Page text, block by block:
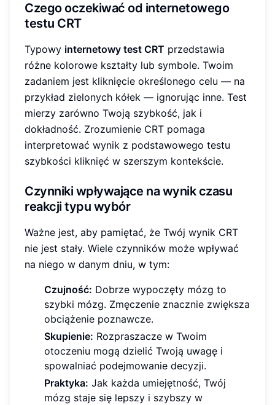
Czego oczekiwać od internetowego
testu CRT
Typowy internetowy test CRT przedstawia
różne kolorowe kształty lub symbole. Twoim
zadaniem jest kliknięcie określonego celu — na
przykład zielonych kółek — ignorując inne. Test
mierzy zarówno Twoją szybkość, jak i
dokładność. Zrozumienie CRT pomaga
interpretować wynik z podstawowego testu
szybkości kliknięć w szerszym kontekście.
Czynniki wpływające na wynik czasu
reakcji typu wybór
Ważne jest, aby pamiętać, że Twój wynik CRT
nie jest stały. Wiele czynników może wpływać
na niego w danym dniu, w tym:
Czujność: Dobrze wypoczęty mózg to
szybki mózg. Zmęczenie znacznie zwiększa
obciążenie poznawcze.
Skupienie: Rozpraszacze w Twoim
otoczeniu mogą dzielić Twoją uwagę i
spowalniać podejmowanie decyzji.
Praktyka: Jak każda umiejętność, Twój
mózg staje się lepszy i szybszy w